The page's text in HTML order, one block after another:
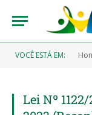
VOCÊ ESTÁ EM:
Lei Nº 1122/